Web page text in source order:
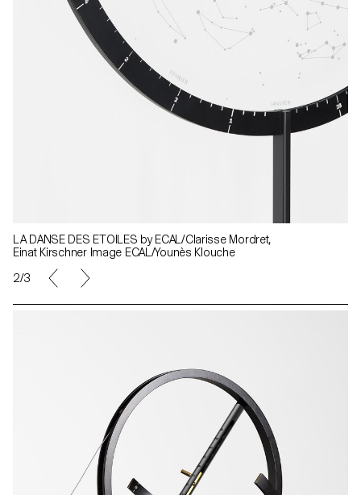
LA DANSE DES ETOILES by ECAL/Clarisse Mordret,
Einat Kirschner Image ECAL/Younès Klouche
2/3